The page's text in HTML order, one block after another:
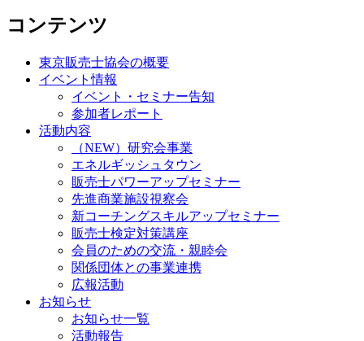
コンテンツ
東京販売士協会の概要
イベント情報
イベント・セミナー告知
参加者レポート
活動内容
（NEW）研究会事業
エネルギッシュタウン
販売士パワーアップセミナー
先進商業施設視察会
新コーチングスキルアップセミナー
販売士検定対策講座
会員のための交流・親睦会
関係団体との事業連携
広報活動
お知らせ
お知らせ一覧
活動報告